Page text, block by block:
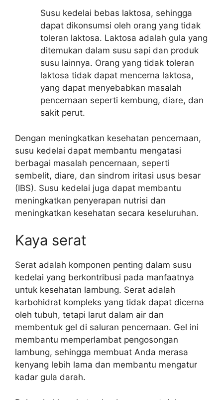
Susu kedelai bebas laktosa, sehingga
dapat dikonsumsi oleh orang yang tidak
toleran laktosa. Laktosa adalah gula yang
ditemukan dalam susu sapi dan produk
susu lainnya. Orang yang tidak toleran
laktosa tidak dapat mencerna laktosa,
yang dapat menyebabkan masalah
pencernaan seperti kembung, diare, dan
sakit perut.
Dengan meningkatkan kesehatan pencernaan,
susu kedelai dapat membantu mengatasi
berbagai masalah pencernaan, seperti
sembelit, diare, dan sindrom iritasi usus besar
(IBS). Susu kedelai juga dapat membantu
meningkatkan penyerapan nutrisi dan
meningkatkan kesehatan secara keseluruhan.
Kaya serat
Serat adalah komponen penting dalam susu
kedelai yang berkontribusi pada manfaatnya
untuk kesehatan lambung. Serat adalah
karbohidrat kompleks yang tidak dapat dicerna
oleh tubuh, tetapi larut dalam air dan
membentuk gel di saluran pencernaan. Gel ini
membantu memperlambat pengosongan
lambung, sehingga membuat Anda merasa
kenyang lebih lama dan membantu mengatur
kadar gula darah.